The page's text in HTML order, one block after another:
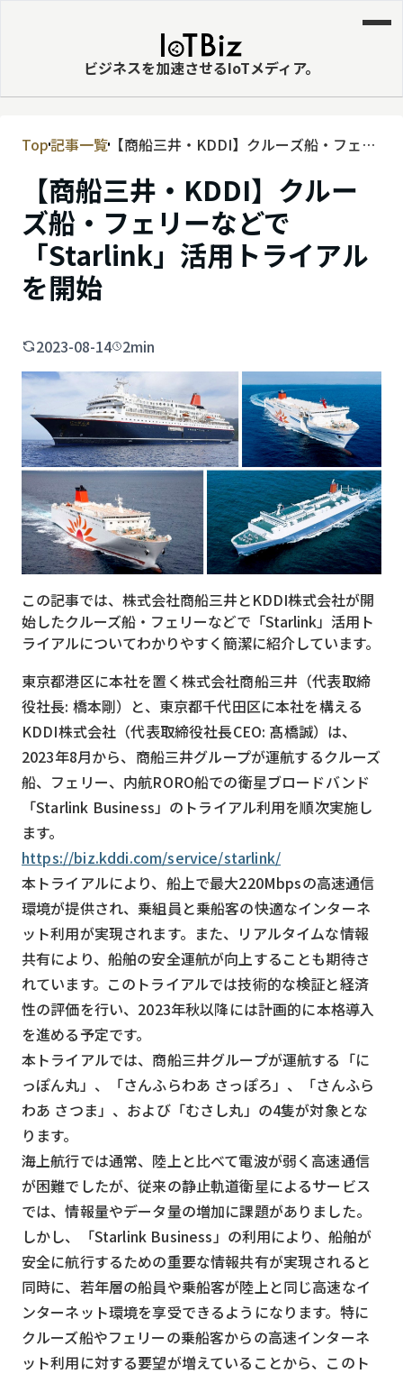
ビジネスを加速させるIoTメディア。
MVNE
エッジ
LPWA
DaaS
IaaS
ビッグデータ
MNO
MVNO
スマート漁業
PR
5G
クラウド
M2M
VPN
スマート〇〇
スマート農業
ドローン
ロボット
スマート物流
IoT
DX
ニュース
デジタルサイネージ
カメラ
Wi-Fi
SaaS
AI
おすすめ
SIM
スマホ
リセット
検索する
Top記事一覧【商船三井・KDDI】クルーズ船・フェリ
始
【商船三井・KDDI】クルー
ズ船・フェリーなどで
「Starlink」活用トライアル
を開始
2023-08-14 2min
この記事では、株式会社商船三井とKDDI株式会社が開
始したクルーズ船・フェリーなどで「Starlink」活用ト
ライアルについてわかりやすく簡潔に紹介しています。
東京都港区に本社を置く株式会社商船三井（代表取締
役社長: 橋本剛）と、東京都千代田区に本社を構える
KDDI株式会社（代表取締役社長CEO: 髙橋誠）は、
2023年8月から、商船三井グループが運航するクルーズ
船、フェリー、内航RORO船での衛星ブロードバンド
「Starlink Business」のトライアル利用を順次実施し
ます。
https://biz.kddi.com/service/starlink/
本トライアルにより、船上で最大220Mbpsの高速通信
環境が提供され、乗組員と乗船客の快適なインターネ
ット利用が実現されます。また、リアルタイムな情報
共有により、船舶の安全運航が向上することも期待さ
れています。このトライアルでは技術的な検証と経済
性の評価を行い、2023年秋以降には計画的に本格導入
を進める予定です。
本トライアルでは、商船三井グループが運航する「に
っぽん丸」、「さんふらわあ さっぽろ」、「さんふら
わあ さつま」、および「むさし丸」の4隻が対象とな
ります。
海上航行では通常、陸上と比べて電波が弱く高速通信
が困難でしたが、従来の静止軌道衛星によるサービス
では、情報量やデータ量の増加に課題がありました。
しかし、「Starlink Business」の利用により、船舶が
安全に航行するための重要な情報共有が実現されると
同時に、若年層の船員や乗船客が陸上と同じ高速なイ
ンターネット環境を享受できるようになります。特に
クルーズ船やフェリーの乗船客からの高速インターネ
ット利用に対する要望が増えていることから、このト